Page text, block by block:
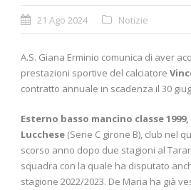
21 Ago 2024 Notizie
A.S. Giana Erminio comunica di aver
prestazioni sportive del calciatore
contratto annuale in scadenza il 30
Esterno basso mancino classe 1999,
Lucchese (Serie C girone B), club nel
scorso anno dopo due stagioni al
squadra con la quale ha disputato
stagione 2022/2023. De Maria ha già